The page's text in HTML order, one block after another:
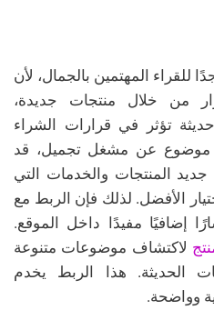
للقراء المهتمين بالجمال، لأن
من خلال منتجات جديدة،
تؤثر في قرارات الشراء
موضوع عن مشغل تجميل، قد
المنتجات والخدمات التي
الأفضل. لذلك فإن الربط مع
إضافيًا مفيدًا داخل الموقع.
لاكتشاف موضوعات متنوعة
الحديثة. هذا الربط يخدم
وواضحة.